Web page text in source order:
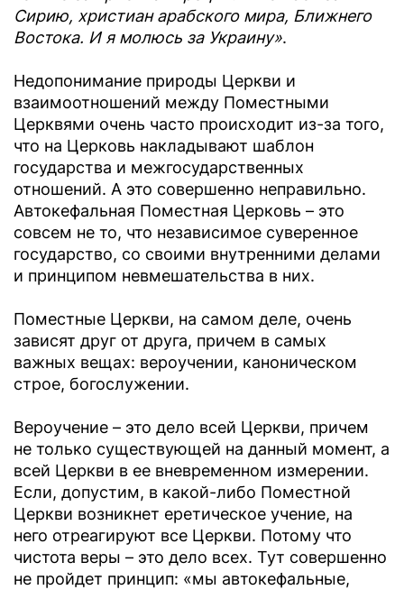
Сирию, христиан арабского мира, Ближнего
Востока. И я молюсь за Украину».
Недопонимание природы Церкви и
взаимоотношений между Поместными
Церквями очень часто происходит из-за того,
что на Церковь накладывают шаблон
государства и межгосударственных
отношений. А это совершенно неправильно.
Автокефальная Поместная Церковь – это
совсем не то, что независимое суверенное
государство, со своими внутренними делами
и принципом невмешательства в них.
Поместные Церкви, на самом деле, очень
зависят друг от друга, причем в самых
важных вещах: вероучении, каноническом
строе, богослужении.
Вероучение – это дело всей Церкви, причем
не только существующей на данный момент, а
всей Церкви в ее вневременном измерении.
Если, допустим, в какой-либо Поместной
Церкви возникнет еретическое учение, на
него отреагируют все Церкви. Потому что
чистота веры – это дело всех. Тут совершенно
не пройдет принцип: «мы автокефальные,